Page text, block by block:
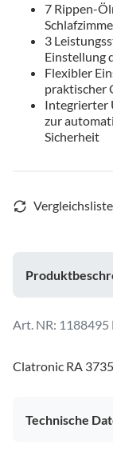
7 Rippen-
3
Einstellung
Flexibler
praktischer
Integrierter
zur
Sicherheit
1188495
Clatronic RA
Technische